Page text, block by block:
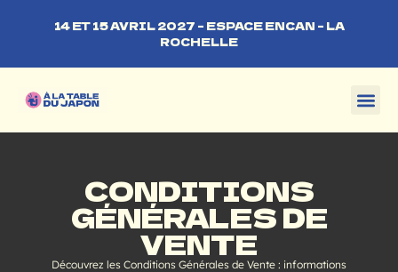
14 ET 15 AVRIL 2027 – ESPACE ENCAN – LA
ROCHELLE
CONDITIONS
GÉNÉRALES DE
VENTE
Découvrez les Conditions Générales de Vente : informations